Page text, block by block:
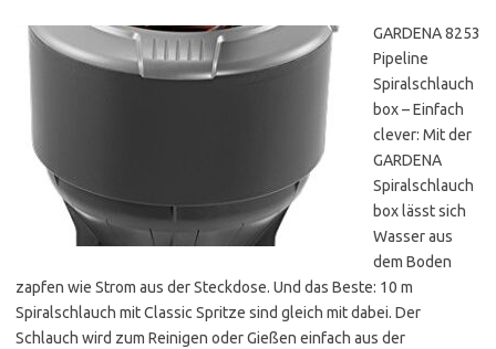
GARDENA 8253
Pipeline
Spiralschlauch
box – Einfach
clever: Mit der
GARDENA
Spiralschlauch
box lässt sich
Wasser aus
dem Boden
zapfen wie Strom aus der Steckdose. Und das Beste: 10 m
Spiralschlauch mit Classic Spritze sind gleich mit dabei. Der
Schlauch wird zum Reinigen oder Gießen einfach aus der